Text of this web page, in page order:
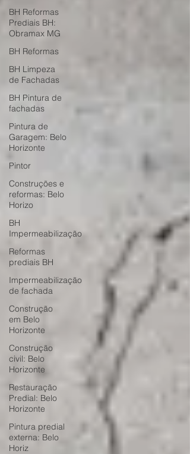
BH Reformas
Prediais BH:
Obramax MG
BH Reformas
BH Limpeza
de Fachadas
BH Pintura de
fachadas
Pintura de
Garagem: Belo
Horizonte
Pintor
Construções e
reformas: Belo
Horizo
BH
Impermeabilização
Reformas
prediais BH
Impermeabilização
de fachada
Construção
em Belo
Horizonte
Construção
civil: Belo
Horizonte
Restauração
Predial: Belo
Horizonte
Pintura predial
externa: Belo
Horiz